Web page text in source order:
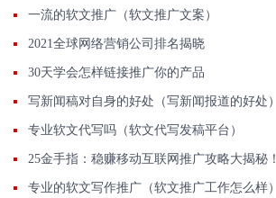
一流的软文推广（软文推广文案）
2021全球网络营销公司排名揭晓
30天学会怎样链接推广你的产品
写新闻稿对自身的好处（写新闻报道的好处）
专业软文代写吗（软文代写发稿平台）
25金手指：稳赚移动互联网推广攻略大揭秘！
专业的软文写作推广（软文推广工作怎么样）